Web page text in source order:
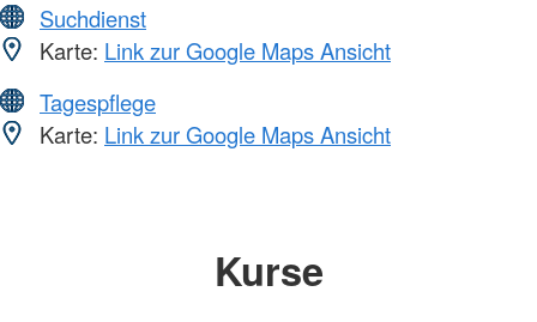
Suchdienst
Karte: Link zur Google Maps Ansicht
Tagespflege
Karte: Link zur Google Maps Ansicht
Kurse